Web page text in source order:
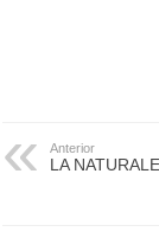
Anterior
LA